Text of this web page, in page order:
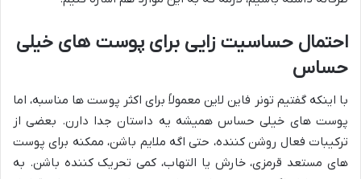
احتمال حساسیت زایی برای پوست های خیلی
حساس
با اینکه گفتیم تونر فاین لاین معمولاً برای اکثر پوست ها مناسبه، اما
پوست های خیلی حساس همیشه یه داستان جدا دارن. بعضی از
ترکیبات فعال روشن کننده، حتی اگه ملایم باشن، ممکنه برای پوست
های مستعد قرمزی، خارش یا التهاب، کمی تحریک کننده باشن. به